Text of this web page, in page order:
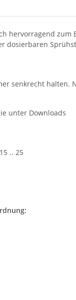
hervorragend zum
dosierbaren
senkrecht halten.
unter Downloads
.. 25